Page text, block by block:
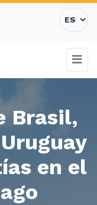
Brasil,
en el